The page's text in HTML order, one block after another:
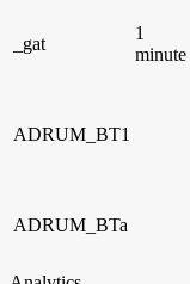
_gat
1
minute
ADRUM_BT1
ADRUM_BTa